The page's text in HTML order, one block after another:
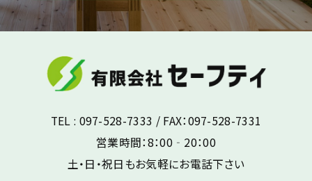
TEL : 097-528-7333 / FAX：097-528-7331
営業時間：8：00‐20：00
土・日・祝日もお気軽にお電話下さい